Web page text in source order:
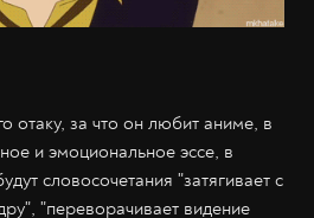
отаку, за что он любит аниме, в
и эмоциональное эссе, в
словосочетания "затягивает с
"переворачивает видение